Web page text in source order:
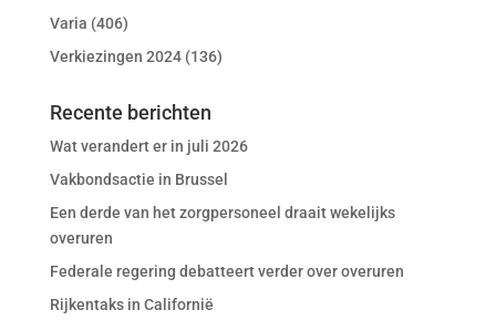
Varia (406)
Verkiezingen 2024(136)
Recente berichten
Wat verandert er in juli 2026
Vakbondsactie in Brussel
Een derde van het zorgpersoneel draait wekelijks
overuren
Federale regering debatteert verder over overuren
Rijkentaks in Californië